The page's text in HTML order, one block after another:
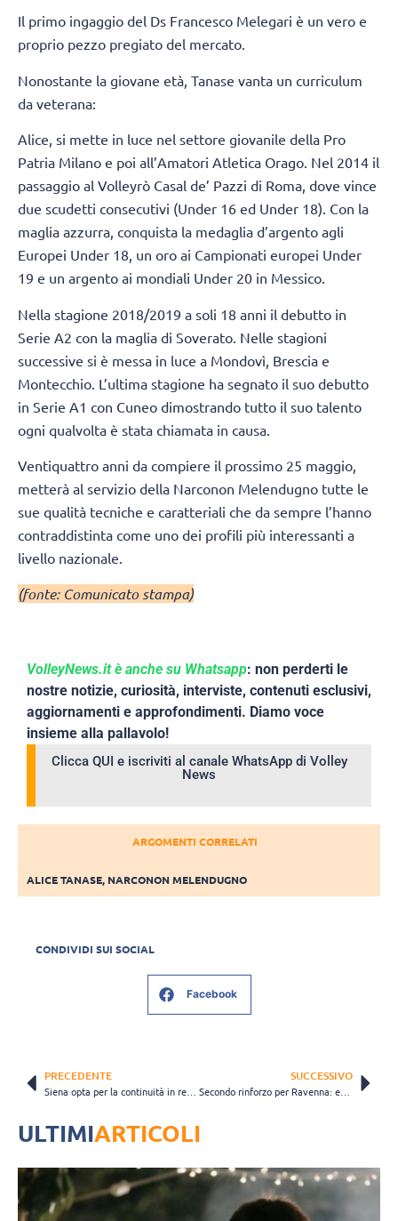
Il primo ingaggio del Ds Francesco Melegari è un vero e
proprio pezzo pregiato del mercato.
Nonostante la giovane età, Tanase vanta un curriculum
da veterana:
Alice, si mette in luce nel settore giovanile della Pro
Patria Milano e poi all’Amatori Atletica Orago. Nel 2014 il
passaggio al Volleyrò Casal de’ Pazzi di Roma, dove vince
due scudetti consecutivi (Under 16 ed Under 18). Con la
maglia azzurra, conquista la medaglia d’argento agli
Europei Under 18, un oro ai Campionati europei Under
19 e un argento ai mondiali Under 20 in Messico.
Nella stagione 2018/2019 a soli 18 anni il debutto in
Serie A2 con la maglia di Soverato. Nelle stagioni
successive si è messa in luce a Mondovì, Brescia e
Montecchio. L’ultima stagione ha segnato il suo debutto
in Serie A1 con Cuneo dimostrando tutto il suo talento
ogni qualvolta è stata chiamata in causa.
Ventiquattro anni da compiere il prossimo 25 maggio,
metterà al servizio della Narconon Melendugno tutte le
sue qualità tecniche e caratteriali che da sempre l’hanno
contraddistinta come uno dei profili più interessanti a
livello nazionale.
(fonte: Comunicato stampa)
VolleyNews.it è anche su Whatsapp: non perderti le
nostre notizie, curiosità, interviste, contenuti esclusivi,
aggiornamenti e approfondimenti. Diamo voce
insieme alla pallavolo!
Clicca QUI e iscriviti al canale WhatsApp di Volley
News
ARGOMENTI CORRELATI
ALICE TANASE, NARCONON MELENDUGNO
CONDIVIDI SUI SOCIAL
Facebook
PRECEDENTE SUCCESSIVO
Secondo rinforzo per Ravenna: ecco il centrale Riccardo Copelli
ULTIMIARTICOLI